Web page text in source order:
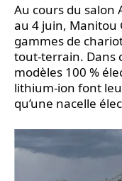
Au cours du salon
au 4 juin, Manitou
gammes de
tout-terrain. Dans
modèles 100 %
lithium-ion font
qu’une nacelle